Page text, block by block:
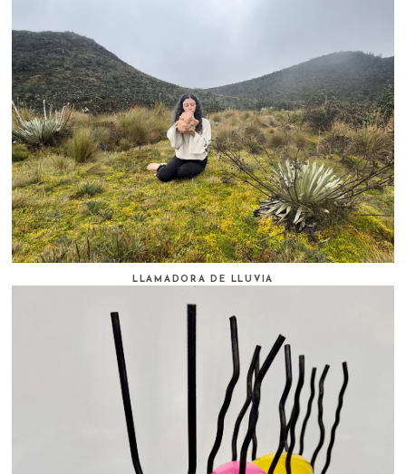
LLAMADORA DE LLUVIA